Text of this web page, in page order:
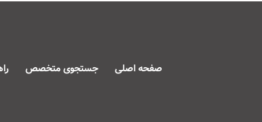
صفحه اصلی جستجوی متخصص